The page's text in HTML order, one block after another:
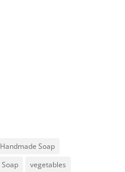
Handmade Soap
Soap vegetables